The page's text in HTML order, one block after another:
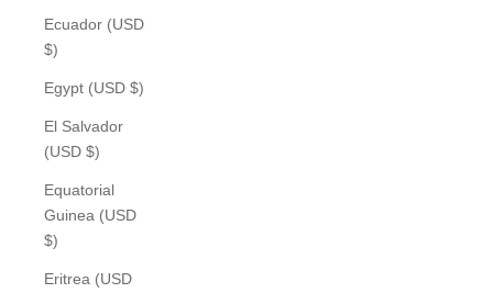
Ecuador (USD
$)
Egypt (USD $)
El Salvador
(USD $)
Equatorial
Guinea (USD
$)
Eritrea (USD